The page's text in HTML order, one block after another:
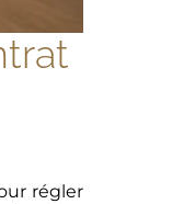
régler